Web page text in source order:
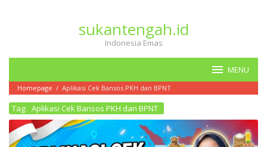
sukantengah.id
Indonesia Emas
MENU
Homepage / Aplikasi Cek Bansos PKH dan BPNT
Tag: Aplikasi Cek Bansos PKH dan BPNT